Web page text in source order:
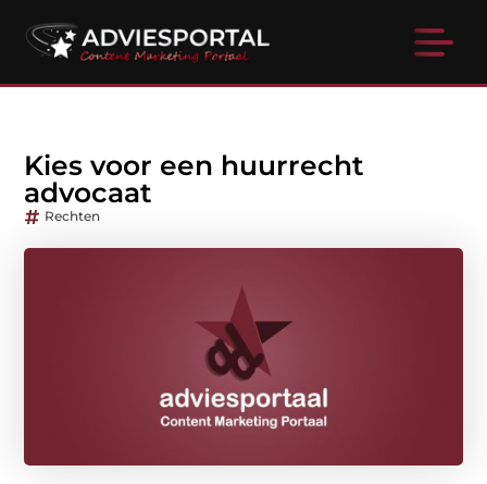
Kies voor een huurrecht
advocaat
Rechten